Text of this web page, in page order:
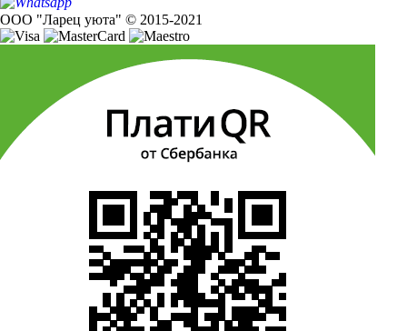
ООО "Ларец уюта" © 2015-2021